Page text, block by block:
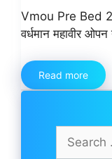
Vmou Pre Bed
वर्धमान महावीर
Read more
Search
for: